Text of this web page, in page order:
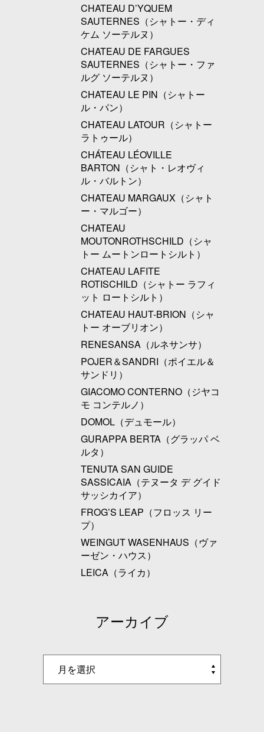
CHATEAU D’YQUEM
SAUTERNES（シャトー・ディ
ケム ソーテルヌ）
CHATEAU DE FARGUES
SAUTERNES（シャトー・ファ
ルグ ソーテルヌ）
CHATEAU LE PIN（シャトー
ル・パン）
CHATEAU LATOUR（シャトー
ラトゥール）
CHÁTEAU LÉOVILLE
BARTON（シャト・レオヴィ
ル・バルトン）
CHATEAU MARGAUX（シャト
ー・マルゴー）
CHATEAU
MOUTONROTHSCHILD（シャ
トー ムートンロートシルト）
CHATEAU LAFITE
ROTISCHILD（シャトー ラフィ
ット ロートシルト）
CHATEAU HAUT-BRION（シャ
トー オーブリオン）
RENESANSA（ルネサンサ）
POJER＆SANDRI（ポイエル＆
サンドリ）
GIACOMO CONTERNO（ジヤコ
モ コンテルノ）
DOMOL（デュモール）
GURAPPA BERTA（グラッパ ベ
ルタ）
TENUTA SAN GUIDE
SASSICAIA（テヌータ デ グイド
サッシカイア）
FROG’S LEAP（フロッス リー
プ）
WEINGUT WASENHAUS（ヴァ
ーゼン・ハウス）
LEICA（ライカ）
アーカイブ